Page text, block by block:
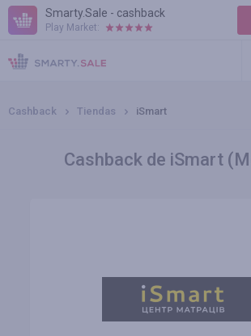
Smarty.Sale - cashback
Play Market:
AYUDA
TÉRMINOS DE USO
Cashback Tiendas iSmart
Cashback de iSmart